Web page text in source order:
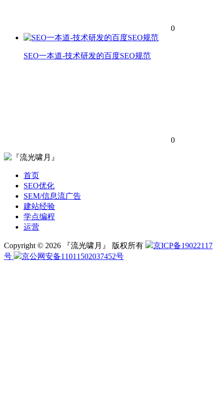
0
SEO一本道-技术研发的百度SEO规范
0
首页
SEO优化
SEM/信息流广告
建站经验
学点编程
运营
Copyright © 2026 『流光啸月』 版权所有
京ICP备19022117
号
京公网安备11011502037452号